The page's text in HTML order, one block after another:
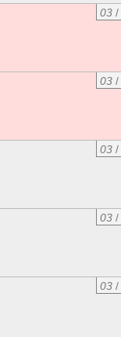
03/
03/
03/
03/
03/